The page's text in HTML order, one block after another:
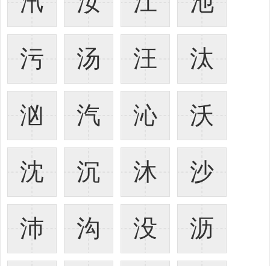
污 汤 汪 汰
汹 汽 沁 沃
沈 沉 沐 沙
沛 沟 没 沥